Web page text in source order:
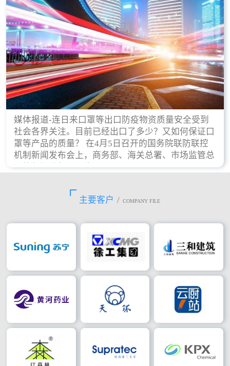
媒体报道-连日来口罩等出口防疫物资质量安全受到
社会各界关注。目前已经出口了多少？又如何保证口
罩等产品的质量？ 在4月5日召开的国务院联防联控
机制新闻发布会上，商务部、海关总署、市场监管总
局等部门进行了回应。
主要客户 / COMPANY FILE